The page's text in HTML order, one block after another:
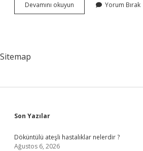
Devamını okuyun Mahkeme
Yolu
Yorum Bırak
Sitemap
Sidebar
Son Yazılar
Döküntülü ateşli hastalıklar nelerdir ?
Ağustos 6, 2026